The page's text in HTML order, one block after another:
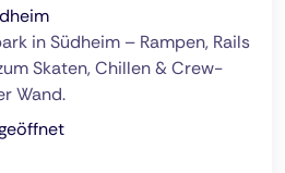
in Südheim – Rampen, Rails
Skaten, Chillen & Crew-
Wand.